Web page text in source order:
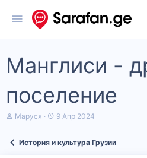
Манглиси -
поселение
А
Маруся
Д
а
9 Апр 2024
История и культура Грузии